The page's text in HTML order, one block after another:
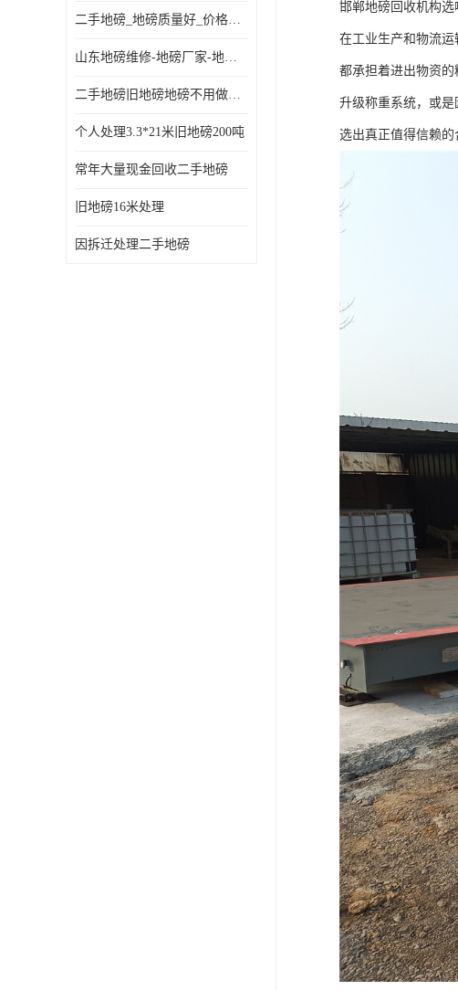
二手地磅_地磅质量好_价格便宜这里找【地磅行家】
山东地磅维修-地磅厂家-地磅价格-二手地磅
二手地磅旧地磅地磅不用做地基
个人处理3.3*21米旧地磅200吨
常年大量现金回收二手地磅
旧地磅16米处理
因拆迁处理二手地磅
邯郸地磅回收机构
在工业生产和物流
都承担着进出物资
升级称重系统，或
选出真正值得信赖的